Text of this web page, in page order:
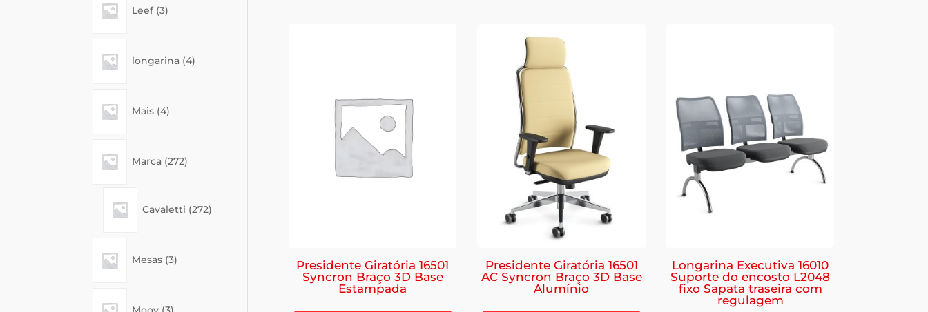
Leef 3products
longarina 4products
Mais 4products
Marca 272products
Cavaletti 272products
Mesas 3products
Presidente Giratória 16501
Syncron Braço 3D Base
Estampada
Presidente Giratória 16501
AC Syncron Braço 3D Base
Alumínio
Longarina Executiva 16010
Suporte do encosto L2048
fixo Sapata traseira com
regulagem